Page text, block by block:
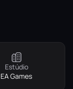
Estúdio
EA Games